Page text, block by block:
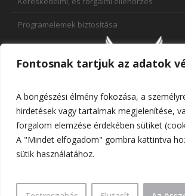
Fontosnak tartjuk az adatok
A böngészési élmény fokozása, a
hirdetések vagy tartalmak megjelenítése,
forgalom elemzése érdekében sütiket
A "Mindet elfogadom" gombra kattintva
sütik használatához.
Programelemek biztosítása